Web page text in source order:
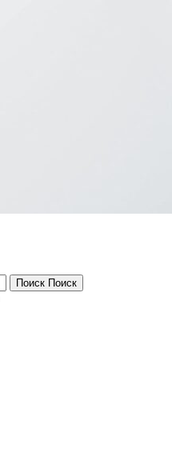
Поиск Поиск